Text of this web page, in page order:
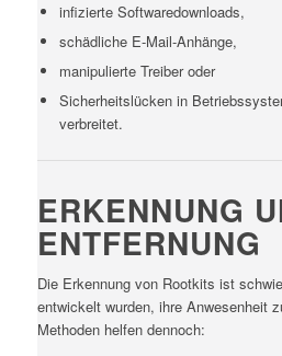
infizierte Softwaredownloads,
schädliche E-Mail-Anhänge,
manipulierte Treiber oder
Sicherheitslücken in
verbreitet.
ERKENNUNG
ENTFERNUNG
Die Erkennung von Rootkits ist
entwickelt wurden, ihre Anwesenheit
Methoden helfen dennoch: